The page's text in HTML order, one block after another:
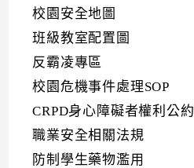
校園安全地圖
班級教室配置圖
反霸凌專區
校園危機事件處理SOP
CRPD身心障礙者權利公約
職業安全相關法規
防制學生藥物濫用